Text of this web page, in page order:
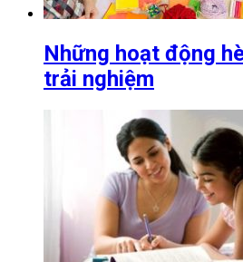
Những hoạt động
trải nghiệm